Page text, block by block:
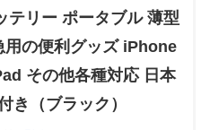
テリー ポータブル 薄型
用の便利グッズ iPhone
その他各種対応 日本
き（ブラック）